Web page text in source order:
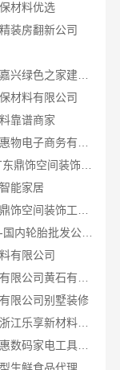
材料优选
装房翻新公司
本地化专业室内设计团队省心，嘉兴绿色之家建材科技
材料有限公司
靠谱商家
珠三角靠谱空间设计优惠活动 广东鼎饰空间装饰工程有限公司优惠
能家居
湖北省腾冠畅实业贸易有限公司-国内轮胎批发公司流程指南
有限公司
限公司别墅装修
省内周边家装定制设计大概报价浙江乐享新材料有限公司本地整装优选公司
湖北省惠物电子商务有限公司优惠数码家电工具价格